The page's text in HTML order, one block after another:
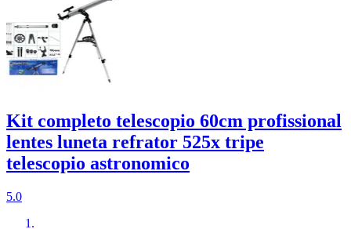
Kit completo telescopio 60cm profissional
lentes luneta refrator 525x tripe
telescopio astronomico
5.0